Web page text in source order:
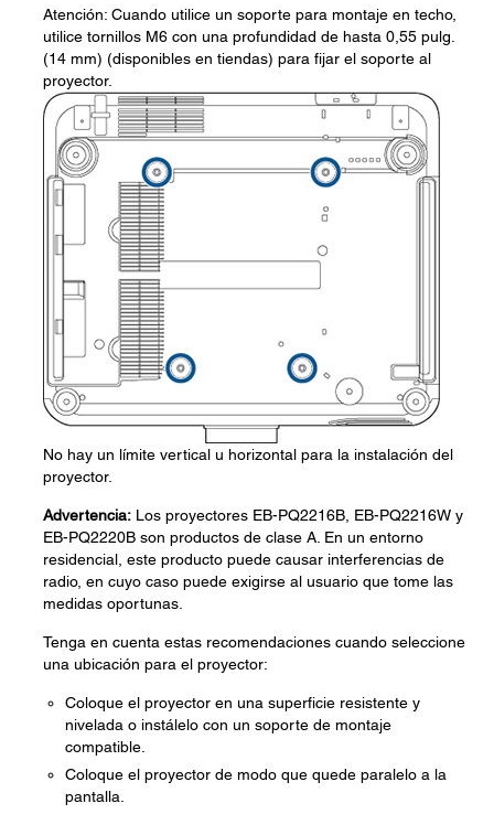
Atención: Cuando utilice un soporte para montaje en techo,
utilice tornillos M6 con una profundidad de hasta 0,55 pulg.
(14 mm) (disponibles en tiendas) para fijar el soporte al
proyector.
No hay un límite vertical u horizontal para la instalación del
proyector.
Advertencia: Los proyectores EB-PQ2216B, EB-PQ2216W y
EB-PQ2220B son productos de clase A. En un entorno
residencial, este producto puede causar interferencias de
radio, en cuyo caso puede exigirse al usuario que tome las
medidas oportunas.
Tenga en cuenta estas recomendaciones cuando seleccione
una ubicación para el proyector:
Coloque el proyector en una superficie resistente y
nivelada o instálelo con un soporte de montaje
compatible.
Coloque el proyector de modo que quede paralelo a la
pantalla.